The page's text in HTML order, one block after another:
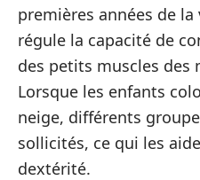
premières années de la
régule la capacité de
des petits muscles des
Lorsque les enfants
neige, différents
sollicités, ce qui les
dextérité.